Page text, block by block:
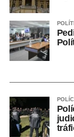
registros
aparecem na
somou 9.098
Fonte: EBC
COMENTE